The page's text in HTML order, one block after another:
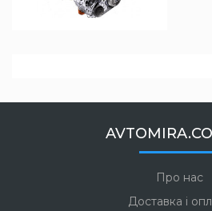
Про нас
Доставка і